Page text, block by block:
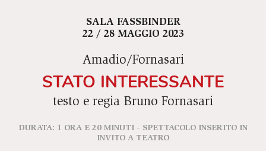
SALA FASSBINDER
22 / 28 MAGGIO 2023
Amadio/Fornasari
STATO INTERESSANTE
testo e regia Bruno Fornasari
DURATA: 1 ORA E 20 MINUTI - SPETTACOLO INSERITO IN
INVITO A TEATRO